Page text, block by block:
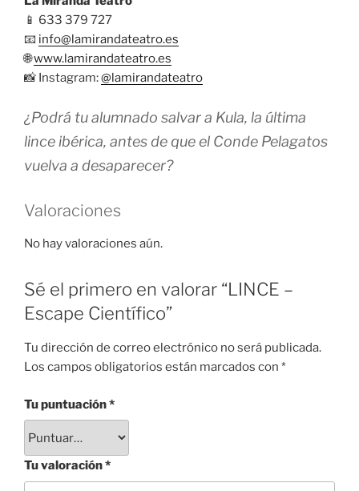
📱 633 379 727
📧 info@lamirandateatro.es
🌐www.lamirandateatro.es
📸 Instagram:@lamirandateatro
¿Podrá tu alumnado salvar a Kula, la última
lince ibérica, antes de que el Conde Pelagatos
vuelva a desaparecer?
Valoraciones
No hay valoraciones aún.
Sé el primero en valorar “LINCE –
Escape Científico”
Tu dirección de correo electrónico no será publicada.
Los campos obligatorios están marcados con *
Tu puntuación*
Tu valoración*